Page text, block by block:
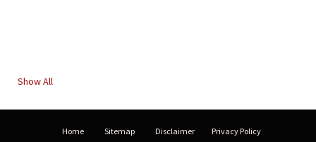
Show All
Home Sitemap Disclaimer Privacy Policy